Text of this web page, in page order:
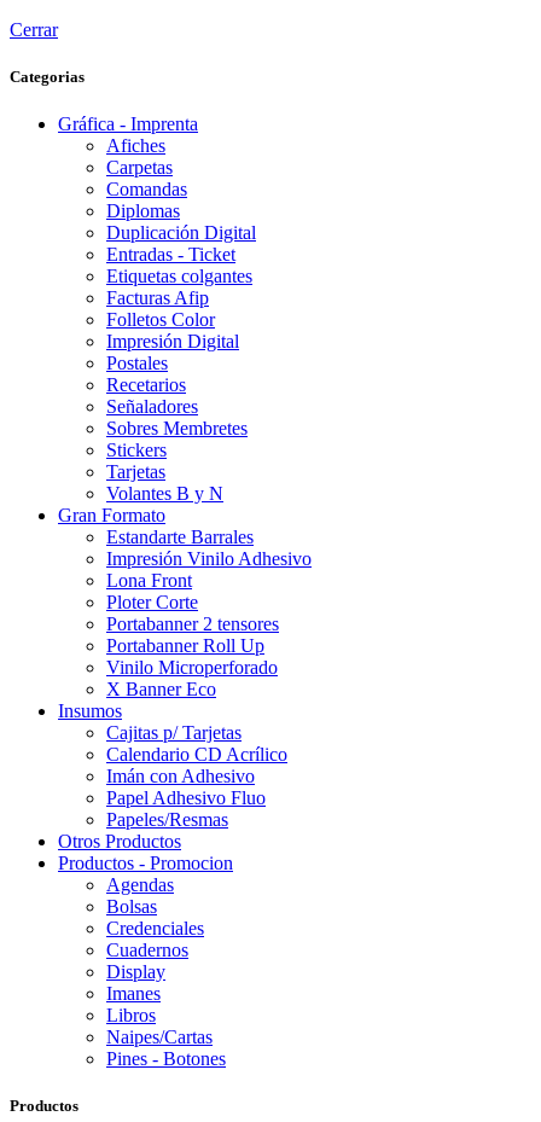
Cerrar
Categorias
Gráfica - Imprenta
Afiches
Carpetas
Comandas
Diplomas
Duplicación Digital
Entradas - Ticket
Etiquetas colgantes
Facturas Afip
Folletos Color
Impresión Digital
Postales
Recetarios
Señaladores
Sobres Membretes
Stickers
Tarjetas
Volantes B y N
Gran Formato
Estandarte Barrales
Impresión Vinilo Adhesivo
Lona Front
Ploter Corte
Portabanner 2 tensores
Portabanner Roll Up
Vinilo Microperforado
X Banner Eco
Insumos
Cajitas p/ Tarjetas
Calendario CD Acrílico
Imán con Adhesivo
Papel Adhesivo Fluo
Papeles/Resmas
Otros Productos
Productos - Promocion
Agendas
Bolsas
Credenciales
Cuadernos
Display
Imanes
Libros
Naipes/Cartas
Pines - Botones
Productos